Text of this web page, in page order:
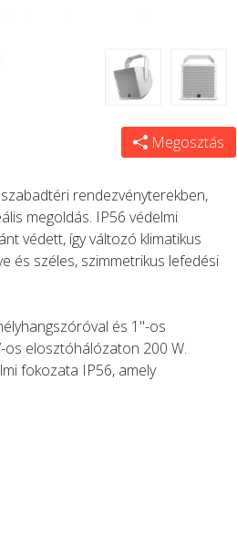
Megosztás
rendezvényterekben,
megoldás. IP56 védelmi
védett, így változó klimatikus
és széles, szimmetrikus lefedési
és 1"-os
os elosztóhálózaton 200 W.
fokozata IP56, amely